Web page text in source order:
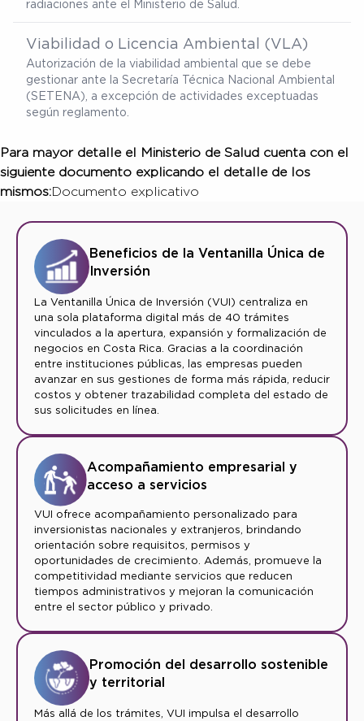
radiaciones ante el Ministerio de Salud.
Viabilidad o Licencia Ambiental (VLA)
Autorización de la viabilidad ambiental que se debe
gestionar ante la Secretaría Técnica Nacional Ambiental
(SETENA), a excepción de actividades exceptuadas
según reglamento.
Para mayor detalle el Ministerio de Salud cuenta con el
siguiente documento explicando el detalle de los
mismos:Documento explicativo
Beneficios de la Ventanilla Única de
Inversión
La Ventanilla Única de Inversión (VUI) centraliza en
una sola plataforma digital más de 40 trámites
vinculados a la apertura, expansión y formalización de
negocios en Costa Rica. Gracias a la coordinación
entre instituciones públicas, las empresas pueden
avanzar en sus gestiones de forma más rápida, reducir
costos y obtener trazabilidad completa del estado de
sus solicitudes en línea.
Acompañamiento empresarial y
acceso a servicios
VUI ofrece acompañamiento personalizado para
inversionistas nacionales y extranjeros, brindando
orientación sobre requisitos, permisos y
oportunidades de crecimiento. Además, promueve la
competitividad mediante servicios que reducen
tiempos administrativos y mejoran la comunicación
entre el sector público y privado.
Promoción del desarrollo sostenible
y territorial
Más allá de los trámites, VUI impulsa el desarrollo